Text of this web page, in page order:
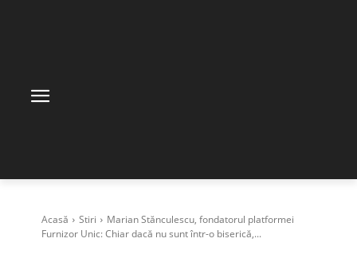
Acasă Stiri
Marian Stănculescu, fondatorul platformei
Furnizor Unic: Chiar dacă nu sunt într-o biserică,...